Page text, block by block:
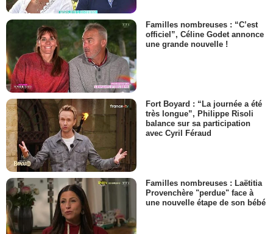
Familles nombreuses : “C’est
officiel”, Céline Godet annonce
une grande nouvelle !
Fort Boyard : “La journée a été
très longue”, Philippe Risoli
balance sur sa participation
avec Cyril Féraud
Familles nombreuses : Laëtitia
Provenchère "perdue" face à
une nouvelle étape de son bébé